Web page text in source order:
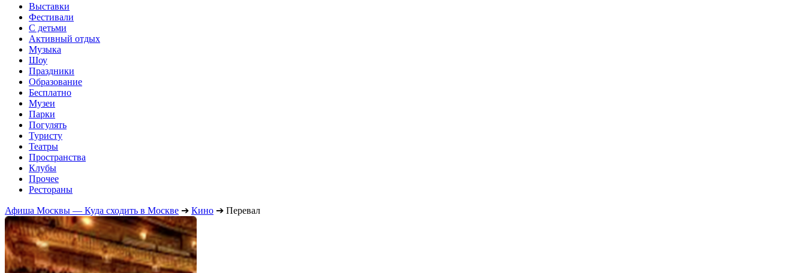
Выставки
Фестивали
С детьми
Активный отдых
Музыка
Шоу
Праздники
Образование
Бесплатно
Музеи
Парки
Погулять
Туристу
Театры
Пространства
Клубы
Прочее
Рестораны
Афиша Москвы — Куда сходить в Москве ➔ Кино ➔ Перевал